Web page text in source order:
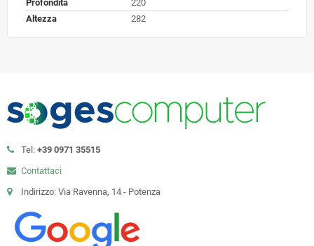
Profondità
220
Altezza
282
Tel: +39 0971 35515
Contattaci
Indirizzo: Via Ravenna, 14 - Potenza